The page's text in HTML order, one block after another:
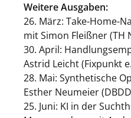
Weitere Ausgaben:
26. März: Take-Home-
mit Simon Fleißner (TH
30. April:
Astrid Leicht (Fixpunkt
28. Mai: Synthetische
Esther Neumeier (DBDD
25. Juni: KI in der